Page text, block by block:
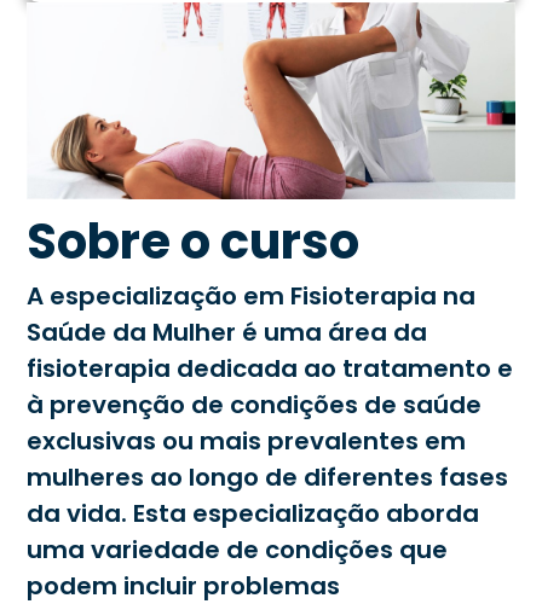
Sobre o curso
A especialização em Fisioterapia na
Saúde da Mulher é uma área da
fisioterapia dedicada ao tratamento e
à prevenção de condições de saúde
exclusivas ou mais prevalentes em
mulheres ao longo de diferentes fases
da vida. Esta especialização aborda
uma variedade de condições que
podem incluir problemas